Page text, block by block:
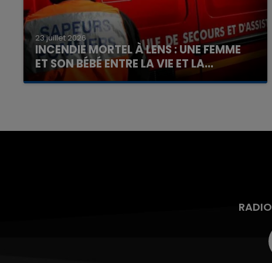
23 juillet 2026
INCENDIE MORTEL À LENS : UNE FEMME
ET SON BÉBÉ ENTRE LA VIE ET LA...
Un homme s'est immolé par le feu après avoir
RADIO